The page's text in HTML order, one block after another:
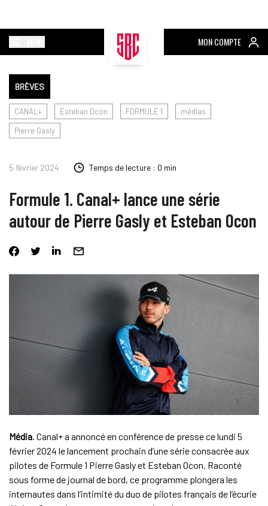
MON COMPTE
BRÈVES
CANAL+ Esteban Ocon FORMULE 1
médias
Pierre Gasly
5 février 2024 Temps de lecture : 0 min
Formule 1. Canal+ lance une série
autour de Pierre Gasly et Esteban Ocon
Média. Canal+ a annoncé en conférence de presse ce lundi 5
février 2024 le lancement prochain d’une série consacrée aux
pilotes de Formule 1 Pierre Gasly et Esteban Ocon. Raconté
sous forme de journal de bord, ce programme plongera les
internautes dans l’intimité du duo de pilotes français de l’écurie